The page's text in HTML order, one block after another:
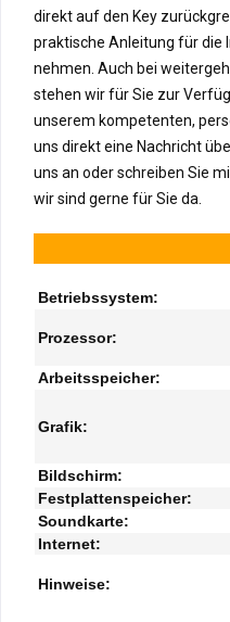
direkt auf den Key
praktische Anleitung für die
nehmen. Auch bei
stehen wir für Sie zur
unserem kompetenten,
uns direkt eine Nachricht
uns an oder schreiben Sie
wir sind gerne für Sie da.
Betriebssystem:
Prozessor:
Arbeitsspeicher:
Grafik:
Bildschirm:
Festplattenspeicher:
Soundkarte:
Internet:
Hinweise: